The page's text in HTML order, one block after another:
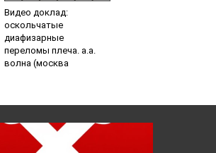
Видео доклад:
оскольчатые
диафизарные
переломы плеча. а.а.
волна (москва